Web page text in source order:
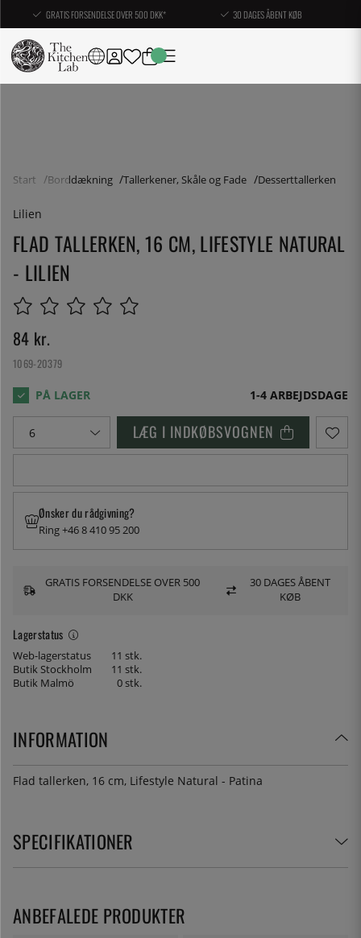
GRATIS FORSENDELSE OVER 500 DKK* 30 DAGES ÅBENT KØB
Start Borddækning Tallerkener, Skåle og Fade Desserttallerken
Lilien
FLAD TALLERKEN, 16 CM, LIFESTYLE NATURAL
- LILIEN
84 kr.
1069-20379
1-4 ARBEJDSDAGE
LÆG I INDKØBSVOGNEN
Lagerstatus
Web-lagerstatus
11 stk.
Butik Stockholm
11 stk.
Butik Malmö
0 stk.
Ønsker du rådgivning?
Ring +46 8 410 95 200
GRATIS FORSENDELSE OVER 500
DKK
30 DAGES ÅBENT
KØB
INFORMATION
Flad tallerken, 16 cm, Lifestyle Natural - Patina
SPECIFIKATIONER
ANBEFALEDE PRODUKTER